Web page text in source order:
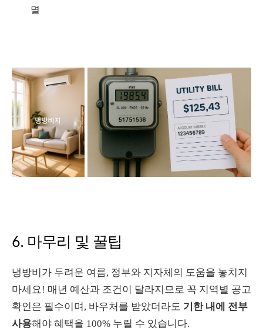
멸
6. 마무리 및 꿀팁
냉방비가 두려운 여름, 정부와 지자체의 도움을 놓치지
마세요! 매년 예산과 조건이 달라지므로 꼭 지역별 공고
확인은 필수이며, 바우처를 받았더라도 기한 내에 전부
사용해야 혜택을 100% 누릴 수 있습니다.